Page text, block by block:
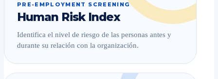
PRE-EMPLOYMENT SCREENING
Human Risk Index
Identifica el nivel de riesgo de las personas antes y
durante su relación con la organización.